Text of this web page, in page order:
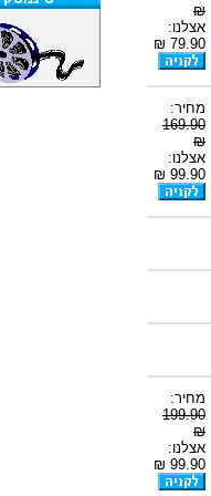
₪
אצלנו:
79.90 ₪
מחיר:
169.90
₪
אצלנו:
99.90 ₪
מחיר:
199.90
₪
אצלנו:
99.90 ₪